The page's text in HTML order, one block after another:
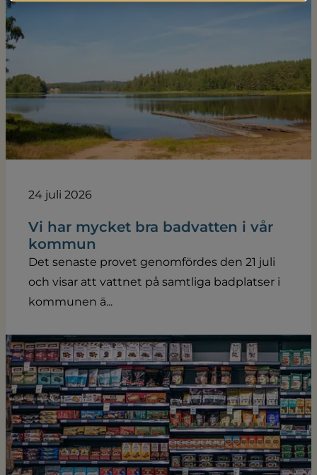
24 juli 2026
Vi har mycket bra badvatten i vår
kommun
Det senaste provet genomfördes den 21 juli
och visar att vattnet på samtliga badplatser i
kommunen ä...